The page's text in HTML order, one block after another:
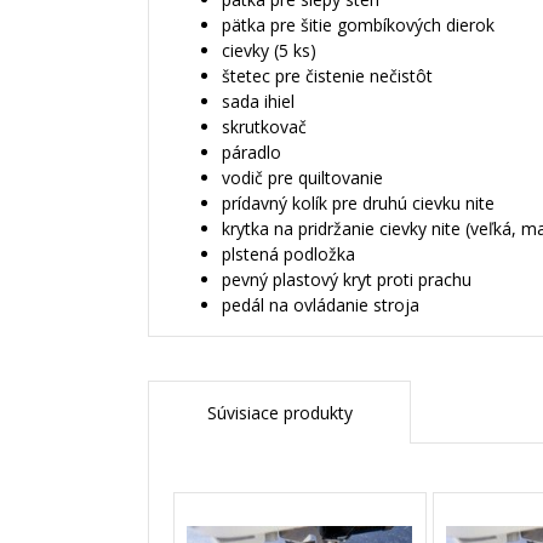
pätka pre šitie gombíkových dierok
cievky (5 ks)
štetec pre čistenie nečistôt
sada ihiel
skrutkovač
páradlo
vodič pre quiltovanie
prídavný kolík pre druhú cievku nite
krytka na pridržanie cievky nite (veľká,
plstená podložka
pevný plastový kryt proti prachu
pedál na ovládanie stroja
Súvisiace produkty